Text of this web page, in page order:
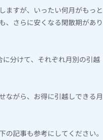
ますが、いったい何月がもっと
、さらに安くなる閑散期があり
分けて、それぞれ月別の引越
ながら、お得に引越しできる月
記事も参考にしてください。